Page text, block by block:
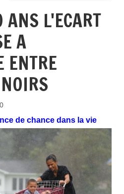
L'ECART
A
ENTRE
de chance dans la vie